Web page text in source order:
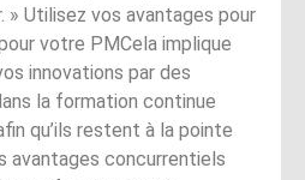
» Utilisez vos avantages pour
votre PMCela implique
innovations par des
la formation continue
qu’ils restent à la pointe
avantages concurrentiels